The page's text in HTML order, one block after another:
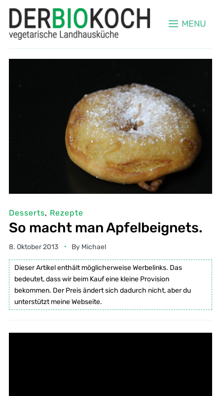
MENU
Desserts, Rezepte
So macht man Apfelbeignets.
8. Oktober 2013 By Michael
Dieser Artikel enthält möglicherweise Werbelinks. Das
bedeutet, dass wir beim Kauf eine kleine Provision
bekommen. Der Preis ändert sich dadurch nicht, aber du
unterstützt meine Webseite.